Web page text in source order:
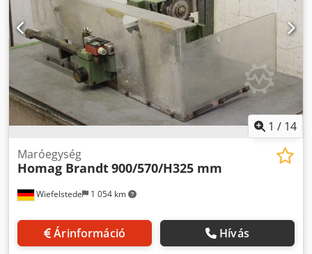
1 / 14
Wiefelstede 1 054 km
Maróegység
Homag Brandt900/570/H325 mm
Árinformáció Hívás